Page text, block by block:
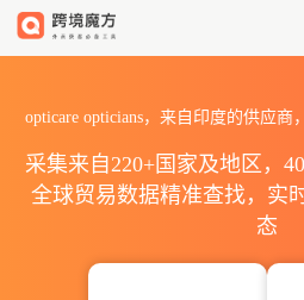
opticare opticians，来自印度的供应商
采集来自220+国家及地区，
全球贸易数据精准查找，实
态